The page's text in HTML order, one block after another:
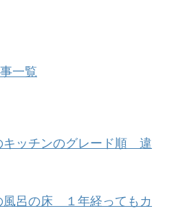
一覧
キッチンのグレード順 違
風呂の床 １年経ってもカ